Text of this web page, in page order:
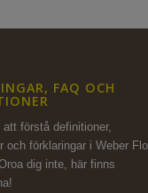
FAQ OCH
att förstå definitioner,
och förklaringar i Weber
dig inte, här finns